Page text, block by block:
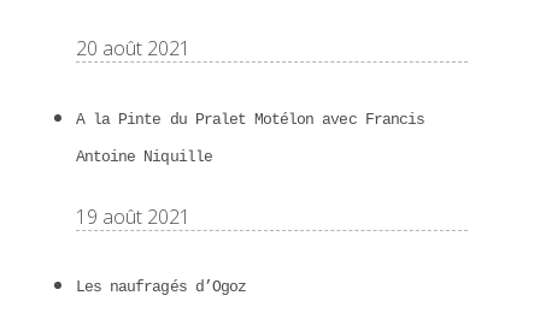
20 août 2021
A la Pinte du Pralet Motélon avec Francis
Antoine Niquille
19 août 2021
Les naufragés d’Ogoz